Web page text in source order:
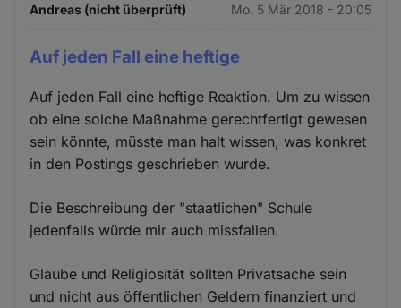
Andreas (nicht überprüft) Mo. 5 Mär 2018 - 20:05
Auf jeden Fall eine heftige
Auf jeden Fall eine heftige Reaktion. Um zu wissen
ob eine solche Maßnahme gerechtfertigt gewesen
sein könnte, müsste man halt wissen, was konkret
in den Postings geschrieben wurde.
Die Beschreibung der "staatlichen" Schule
jedenfalls würde mir auch missfallen.
Glaube und Religiosität sollten Privatsache sein
und nicht aus öffentlichen Geldern finanziert und